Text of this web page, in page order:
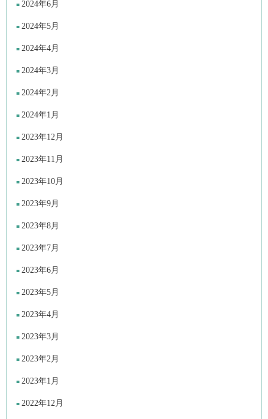
2024年6月
2024年5月
2024年4月
2024年3月
2024年2月
2024年1月
2023年12月
2023年11月
2023年10月
2023年9月
2023年8月
2023年7月
2023年6月
2023年5月
2023年4月
2023年3月
2023年2月
2023年1月
2022年12月